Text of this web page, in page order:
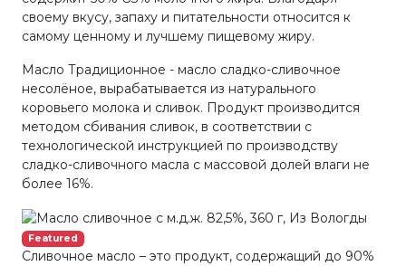
своему вкусу, запаху и питательности относится к
самому ценному и лучшему пищевому жиру.
Масло Традиционное - масло сладко-сливочное
несолёное, вырабатывается из натурального
коровьего молока и сливок. Продукт производится
методом сбивания сливок, в соответствии с
технологической инструкцией по производству
сладко-сливочного масла с массовой долей влаги не
более 16%.
Featured
Сливочное масло – это продукт, содержащий до 90%